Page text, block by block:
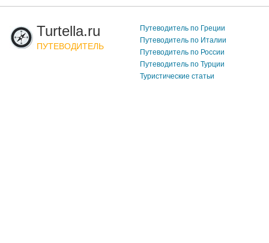
Turtella.ru
ПУТЕВОДИТЕЛЬ
Путеводитель по Греции
Путеводитель по Италии
Путеводитель по России
Путеводитель по Турции
Туристические статьи